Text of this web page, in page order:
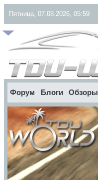
Пятница, 07.08.2026, 05:59
Форум Блоги Обзоры